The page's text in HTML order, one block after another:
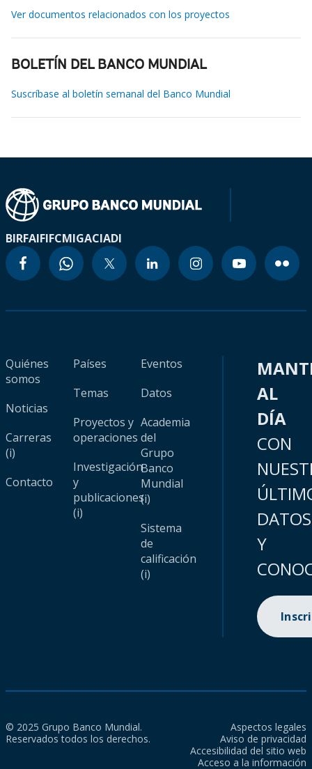
Ver documentos relacionados con los proyectos
BOLETÍN DEL BANCO MUNDIAL
Suscríbase al boletín semanal del Banco Mundial
BIRFAIFIFCMIGACIADI
Quiénes
somos
Noticias
Carreras
(i)
Contacto
Países
Temas
Proyectos y
operaciones
Investigación
y
publicaciones
(i)
Eventos
Datos
Academia
del
Grupo
Banco
Mundial
(i)
Sistema
de
calificación
(i)
AL
DÍA
CON
DATOS
Y
© 2025 Grupo Banco Mundial.
Reservados todos los derechos.
Aspectos legales
Aviso de privacidad
Accesibilidad del sitio web
Acceso a la información